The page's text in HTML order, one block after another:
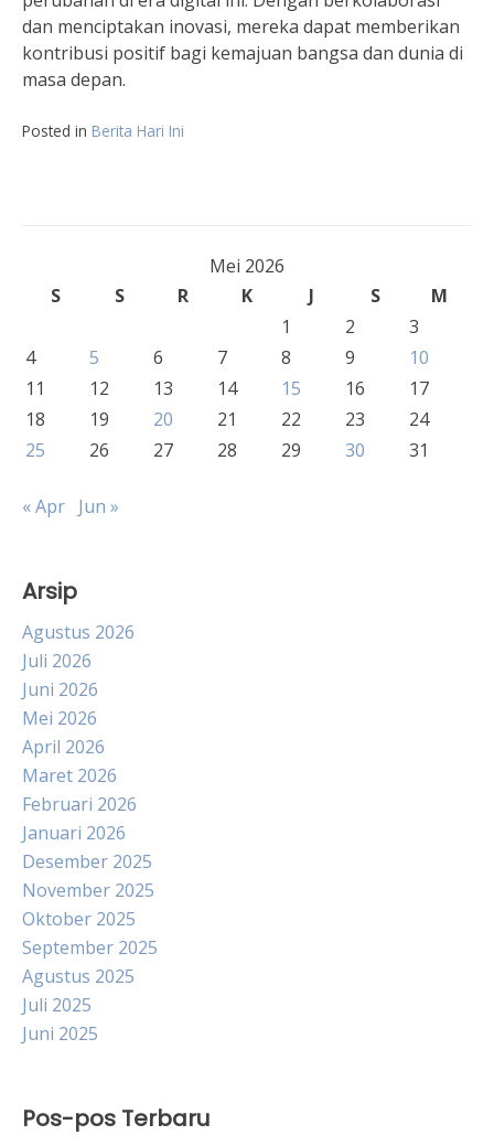
dan menciptakan inovasi, mereka dapat memberikan
kontribusi positif bagi kemajuan bangsa dan dunia di
masa depan.
Posted in Berita Hari Ini
Mei 2026
S
S R K J S
M
1
2
3
4
5 6 7 8 9
10
11
12 13 14 15 16
17
18
19 20 21 22 23
24
25
26 27 28 29 30 31
« Apr Jun »
Arsip
Agustus 2026
Juli 2026
Juni 2026
Mei 2026
April 2026
Maret 2026
Februari 2026
Januari 2026
Desember 2025
November 2025
Oktober 2025
September 2025
Agustus 2025
Juli 2025
Juni 2025
Pos-pos Terbaru